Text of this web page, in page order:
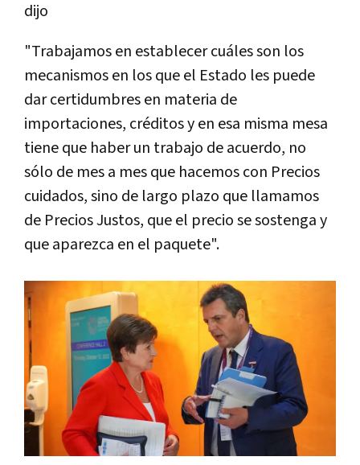
dijo
"Trabajamos en establecer cuáles son los
mecanismos en los que el Estado les puede
dar certidumbres en materia de
importaciones, créditos y en esa misma mesa
tiene que haber un trabajo de acuerdo, no
sólo de mes a mes que hacemos con Precios
cuidados, sino de largo plazo que llamamos
de Precios Justos, que el precio se sostenga y
que aparezca en el paquete".